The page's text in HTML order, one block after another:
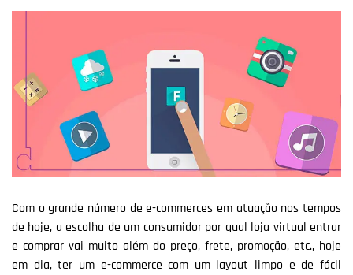
Com o grande número de e-commerces em atuação nos tempos
de hoje, a escolha de um consumidor por qual loja virtual entrar
e comprar vai muito além do preço, frete, promoção, etc., hoje
em dia, ter um e-commerce com um layout limpo e de fácil